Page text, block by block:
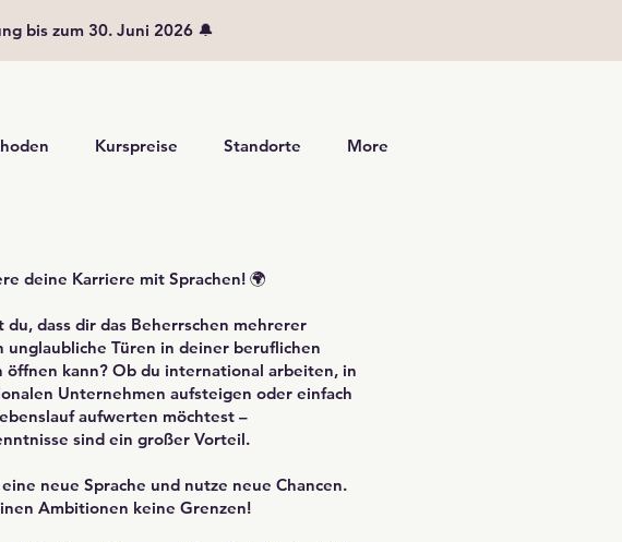
bis zum 30. Juni 2026 🔔
Kurspreise Standorte More
deine Karriere mit Sprachen! 🌍
du, dass dir das Beherrschen mehrerer
unglaubliche Türen in deiner beruflichen
öffnen kann? Ob du international arbeiten, in
Unternehmen aufsteigen oder einfach
aufwerten möchtest –
sind ein großer Vorteil.
neue Sprache und nutze neue Chancen.
Ambitionen keine Grenzen!